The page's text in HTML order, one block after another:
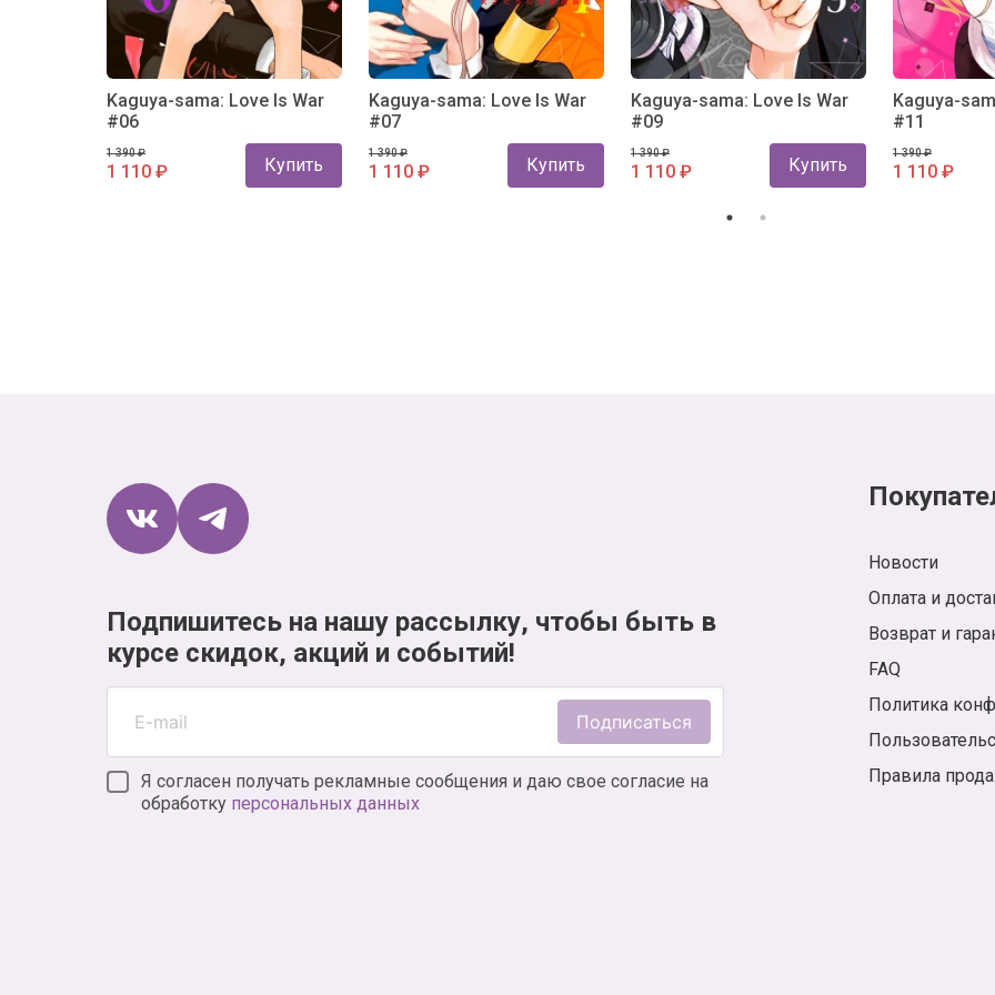
Kaguya-sama: Love Is War
#06
1 390 ₽
1 110 ₽ Купить
Kaguya-sama: Love Is War
#07
1 390 ₽
1 110 ₽ Купить
Kaguya-sama: Love Is War
#09
1 390 ₽
1 110 ₽ Купить
Kaguya-
#11
1 390 ₽
1 110 ₽
Подпишитесь на нашу рассылку, чтобы быть в
курсе скидок, акций и событий!
Подписаться
Я согласен получать рекламные сообщения и даю свое согласие на
обработку персональных данных
Новости
Оплата и
Возврат и
FAQ
Политика
Правила